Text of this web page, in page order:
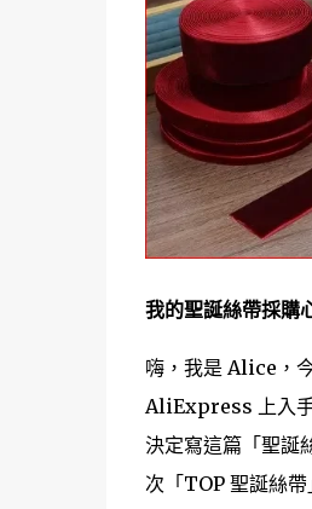
我的聖誕絲帶採購
嗨，我是 Alice，
AliExpress 上入手
決定寫這篇「聖誕
次「TOP 聖誕絲